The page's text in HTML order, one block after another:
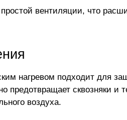
вентиляции, что
нагревом подходит для
предотвращает сквозняки и
воздуха.